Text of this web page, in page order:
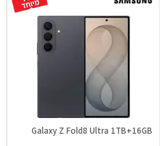
Galaxy Z Fold8 Ultra 1TB+16GB